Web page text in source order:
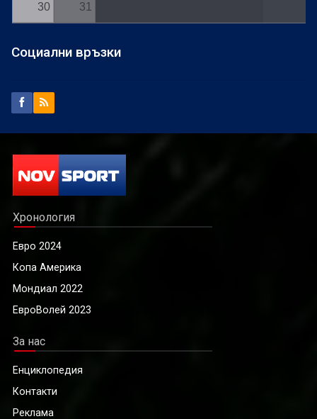
30 31
Социални връзки
Хронология
Евро 2024
Копа Америка
Мондиал 2022
ЕвроВолей 2023
За нас
Енциклопедия
Контакти
Реклама